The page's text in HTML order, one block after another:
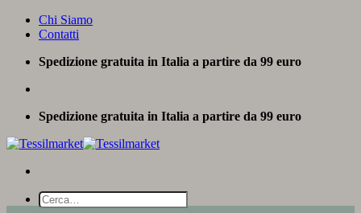
Salta
Chi Siamo
Contatti
Spedizione gratuita in Italia a partire da 99 euro
Spedizione gratuita in Italia a partire da 99 euro
Cerca: